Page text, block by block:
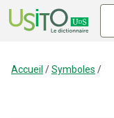
Accueil /Symboles /